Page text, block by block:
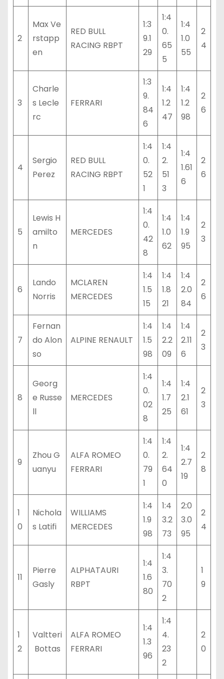
2
Max Ve
rstapp
en
RED BULL
RACING RBPT
1:3
9.1
29
1:4
0.
65
5
1:4
1.0
55
2
4
3
Charle
s Lecle
rc
FERRARI
1:3
9.
84
6
1:4
1.2
47
1:4
1.2
98
2
6
4
Sergio
Perez
RED BULL
RACING RBPT
1:4
0.
52
1
1:4
2.
51
3
1:4
1.61
6
2
6
5
Lewis H
amilto
n
MERCEDES
1:4
0.
42
8
1:4
1.0
62
1:4
1.9
95
2
3
6
Lando
Norris
MCLAREN
MERCEDES
1:4
1.5
15
1:4
1.8
21
1:4
2.0
84
2
6
7
Fernan
do Alon
so
ALPINE RENAULT
1:4
1.5
98
1:4
2.2
09
1:4
2.11
6
2
3
8
Georg
e Russe
ll
MERCEDES
1:4
0.
02
8
1:4
1.7
25
1:4
2.1
61
2
3
9
Zhou G
uanyu
ALFA ROMEO
FERRARI
1:4
0.
79
1
1:4
2.
64
0
1:4
2.7
19
2
8
1
0
Nichola
s Latifi
WILLIAMS
MERCEDES
1:4
1.9
98
1:4
3.2
73
2:0
3.0
95
2
4
11
Pierre
Gasly
ALPHATAURI
RBPT
1:4
1.6
80
1:4
3.
70
2
1
9
1
2
Valtteri
Bottas
ALFA ROMEO
FERRARI
1:4
1.3
96
1:4
4.
23
2
2
0